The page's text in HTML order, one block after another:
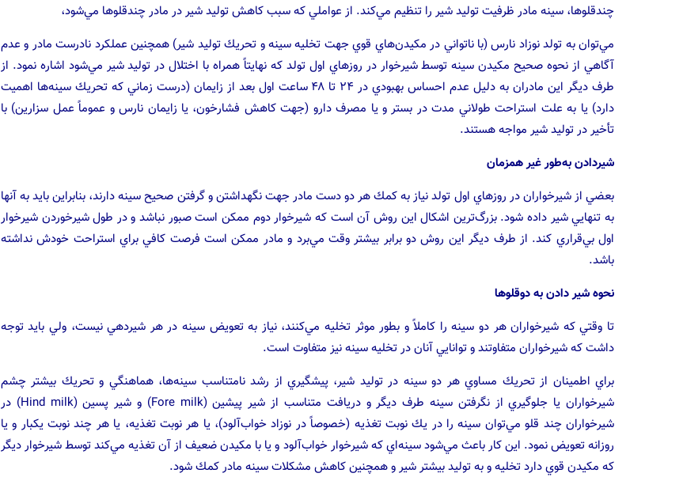
چندقلوها، سينه مادر ظرفيت توليد شير را تنظيم مي‌كند. از عواملي كه سبب كاهش توليد شير در مادر چندقلوها مي‌شود،
مي‌توان به تولد نوزاد نارس (با ناتواني در مكيدن‌هاي قوي جهت تخليه سينه و تحريك توليد شير) همچنين عملكرد نادرست مادر و عدم
آگاهي از نحوه صحيح مكيدن سينه توسط شيرخوار در روزهاي اول تولد كه نهايتاً همراه با اختلال در توليد شير مي‌شود اشاره نمود. از
طرف ديگر اين مادران به دليل عدم احساس بهبودي در ۲۴ تا ۴۸ ساعت اول بعد از زايمان (درست زماني كه تحريك سينه‌ها اهميت
دارد) يا به علت استراحت طولاني مدت در بستر و يا مصرف دارو (جهت كاهش فشارخون، يا زايمان نارس و عموماً عمل سزارين) با
تأخير در توليد شير مواجه هستند.
شيردادن به‌طور غير همزمان
بعضي از شيرخواران در روزهاي اول تولد نياز به كمك هر دو دست مادر جهت نگهداشتن و گرفتن صحيح سينه دارند، بنابراين بايد به آنها
به تنهايي شير داده شود. بزرگ‌ترين اشكال اين روش آن است كه شيرخوار دوم ممكن است صبور نباشد و در طول شيرخوردن شيرخوار
اول بي‌قراري كند. از طرف ديگر اين روش دو برابر بيشتر وقت مي‌برد و مادر ممكن است فرصت كافي براي استراحت خودش نداشته
باشد.
نحوه شير دادن به دوقلوها
تا وقتي كه شيرخواران هر دو سينه را كاملاً و بطور موثر تخليه مي‌كنند، نياز به تعويض سينه در هر شيردهي نيست، ولي بايد توجه
داشت كه شيرخواران متفاوتند و توانايي آنان در تخليه سينه نيز متفاوت است.
براي اطمينان از تحريك مساوي هر دو سينه در توليد شير، پيشگيري از رشد نامتناسب سينه‌ها، هماهنگي و تحريك بيشتر چشم
شيرخواران يا جلوگيري از نگرفتن سينه طرف ديگر و دريافت متناسب از شير پيشين (Fore milk) و شير پسين (Hind milk) در
شيرخواران چند قلو مي‌‌توان سينه را در يك نوبت تغذيه (خصوصاً در نوزاد خواب‌آلود)، يا هر نوبت تغذيه، يا هر چند نوبت يكبار و يا
روزانه تعويض نمود. اين كار باعث مي‌شود سينه‌اي كه شيرخوار خواب‌آلود و يا با مكيدن ضعيف از آن تغذيه مي‌كند توسط شيرخوار ديگر
كه مكيدن قوي دارد تخليه و به توليد بيشتر شير و همچنين كاهش مشكلات سينه مادر كمك شود.